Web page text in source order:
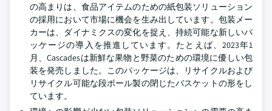
の高まりは、食品アイテムのための紙包装ソリューション
の採用において市場に機会を生み出しています。包装メー
カーは、ダイナミクスの変化を捉え、持続可能な新しいパ
ッケージの導入を推進しています。たとえば、2023年1
月、Cascadesは新鮮な果物と野菜のための環境に優しい包
装を発売しました。このパッケージは、リサイクルおよび
リサイクル可能な段ボール製の閉じたバスケットの形をし
ています。